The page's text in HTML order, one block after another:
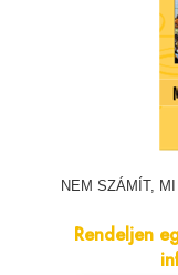
NEM SZÁMÍT,
Rendeljen